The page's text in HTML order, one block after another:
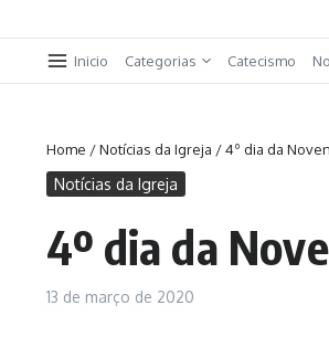
Inicio Categorias Catecismo
Home /Notícias da Igreja /4º dia da
Notícias da Igreja
4º dia da
13 de março de 2020